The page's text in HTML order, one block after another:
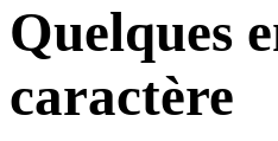
Quelques
caractère